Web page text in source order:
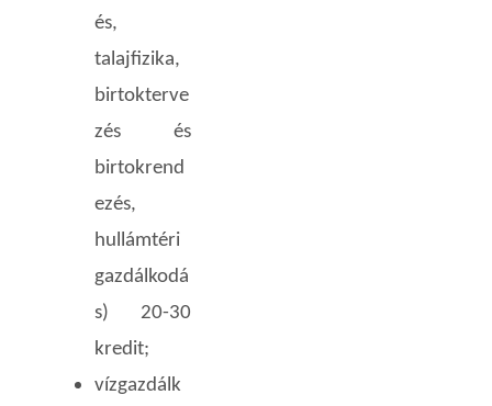
és,
talajfizika,
birtokterve
zés és
birtokrend
ezés,
hullámtéri
gazdálkodá
s) 20-30
kredit;
vízgazdálk